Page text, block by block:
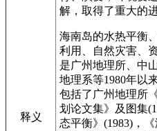
释义
解，取得了重大的进
海南岛的水热平衡
利用、自然灾害、
是广州地理所、中
地理系等1980年以
包括了广州地理所
划论文集》及图集
态平衡》(1983)，